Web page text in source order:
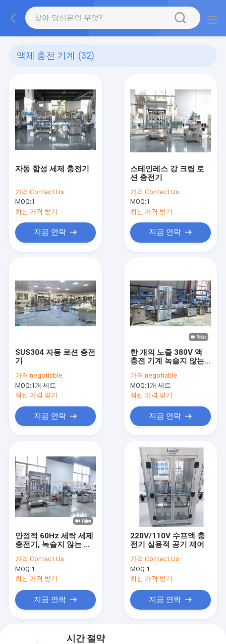
액체 충전 기계 (32)
자동 합성 세제 충전기
가격:Contact Us
MOQ:1
최신 가격 받기
지금 연락
스테인레스 강 크림 로
션 충전기
가격:Contact Us
MOQ:1
최신 가격 받기
지금 연락
SUS304 자동 로션 충전
기
가격:negotiable
MOQ:1개 세트
최신 가격 받기
지금 연락
한 개의 노즐 380V 액
충전 기계 녹슬지 않는
가격:negotiable
MOQ:1개 세트
최신 가격 받기
지금 연락
안정적 60Hz 세탁 세제
충전기, 녹슬지 않는 샴
가격:Contact Us
MOQ:1
최신 가격 받기
지금 연락
220V/110V 수프액 충
전기 실용적 공기 제어
가격:Contact Us
MOQ:1
최신 가격 받기
지금 연락
시간 절약